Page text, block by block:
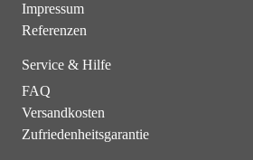
Impressum
Referenzen
Service & Hilfe
FAQ
Versandkosten
Zufriedenheitsgarantie